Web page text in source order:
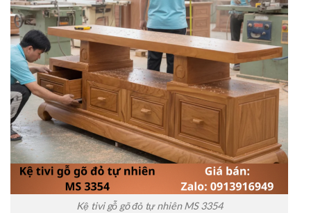
Kệ tivi gỗ gõ đỏ tự nhiên MS 3354